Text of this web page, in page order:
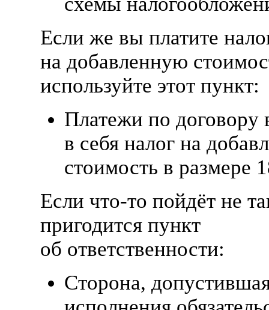
Если же вы платите
на добавленную
используйте этот пункт:
Платежи по договору
в себя налог на
стоимость в размере
Если что-то пойдёт не
пригодится пункт
об ответственности:
Сторона,